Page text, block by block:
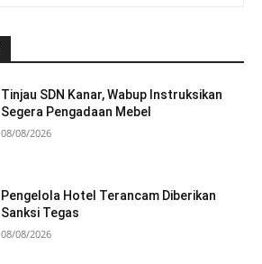
Tinjau SDN Kanar, Wabup Instruksikan
Segera Pengadaan Mebel
08/08/2026
Pengelola Hotel Terancam Diberikan
Sanksi Tegas
08/08/2026